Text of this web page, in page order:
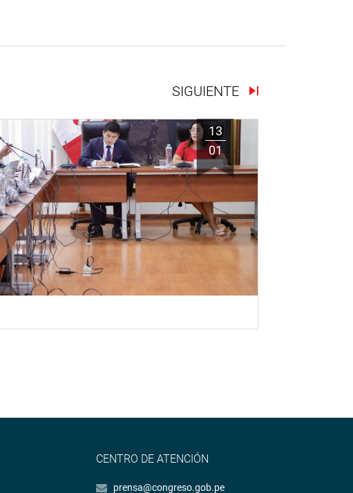
SIGUIENTE
13
01
CENTRO DE ATENCIÓN
prensa@congreso.gob.pe